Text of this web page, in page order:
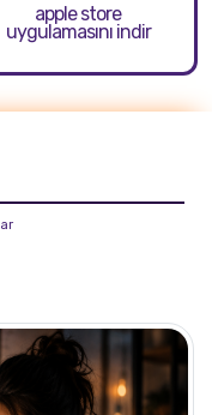
apple store
uygulamasını indir